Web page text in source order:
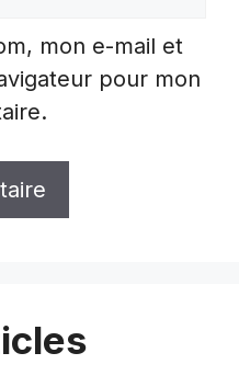
mon e-mail et
pour mon